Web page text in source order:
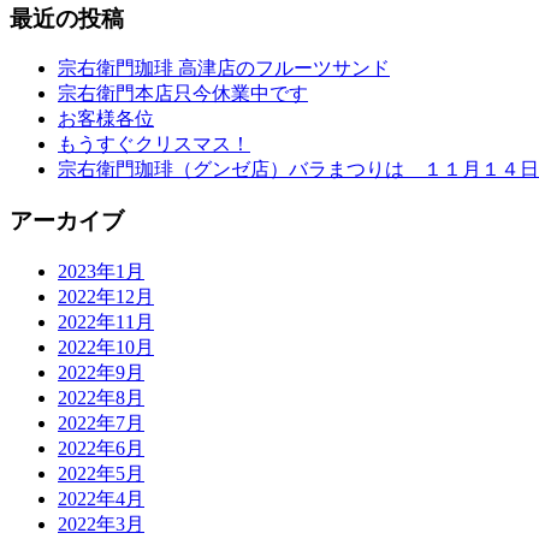
最近の投稿
宗右衛門珈琲 高津店のフルーツサンド
宗右衛門本店只今休業中です
お客様各位
もうすぐクリスマス！
宗右衛門珈琲（グンゼ店）バラまつりは １１月１４日
アーカイブ
2023年1月
2022年12月
2022年11月
2022年10月
2022年9月
2022年8月
2022年7月
2022年6月
2022年5月
2022年4月
2022年3月